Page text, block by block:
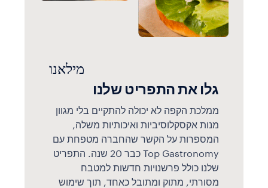
מילאנו
גלו את התפריט שלנו
ממלכת הקפה לא יכולה להתקיים בלי מגוון
מנות אקסקלוסיביות ואיכותיות משלה,
המספרות על הקשר שהחברה מטפחת עם
Top Gastronomy כבר 20 שנה. התפריט
שלנו כולל פרשנויות חדשות למטבח
מסורתי, מתוק ומתובל כאחד, תוך שימוש